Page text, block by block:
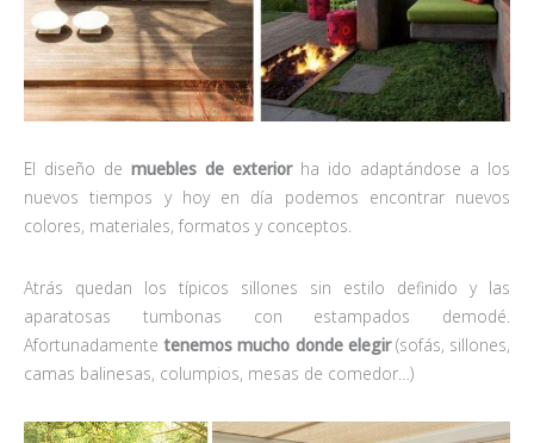
El diseño de muebles de exteriorha ido adaptándose a los
nuevos tiempos y hoy en día podemos encontrar nuevos
colores, materiales, formatos y conceptos.
Atrás quedan los típicos sillones sin estilo definido y las
aparatosas tumbonas con estampados demodé.
Afortunadamentetenemos mucho donde elegir(sofás, sillones,
camas balinesas, columpios, mesas de comedor…)